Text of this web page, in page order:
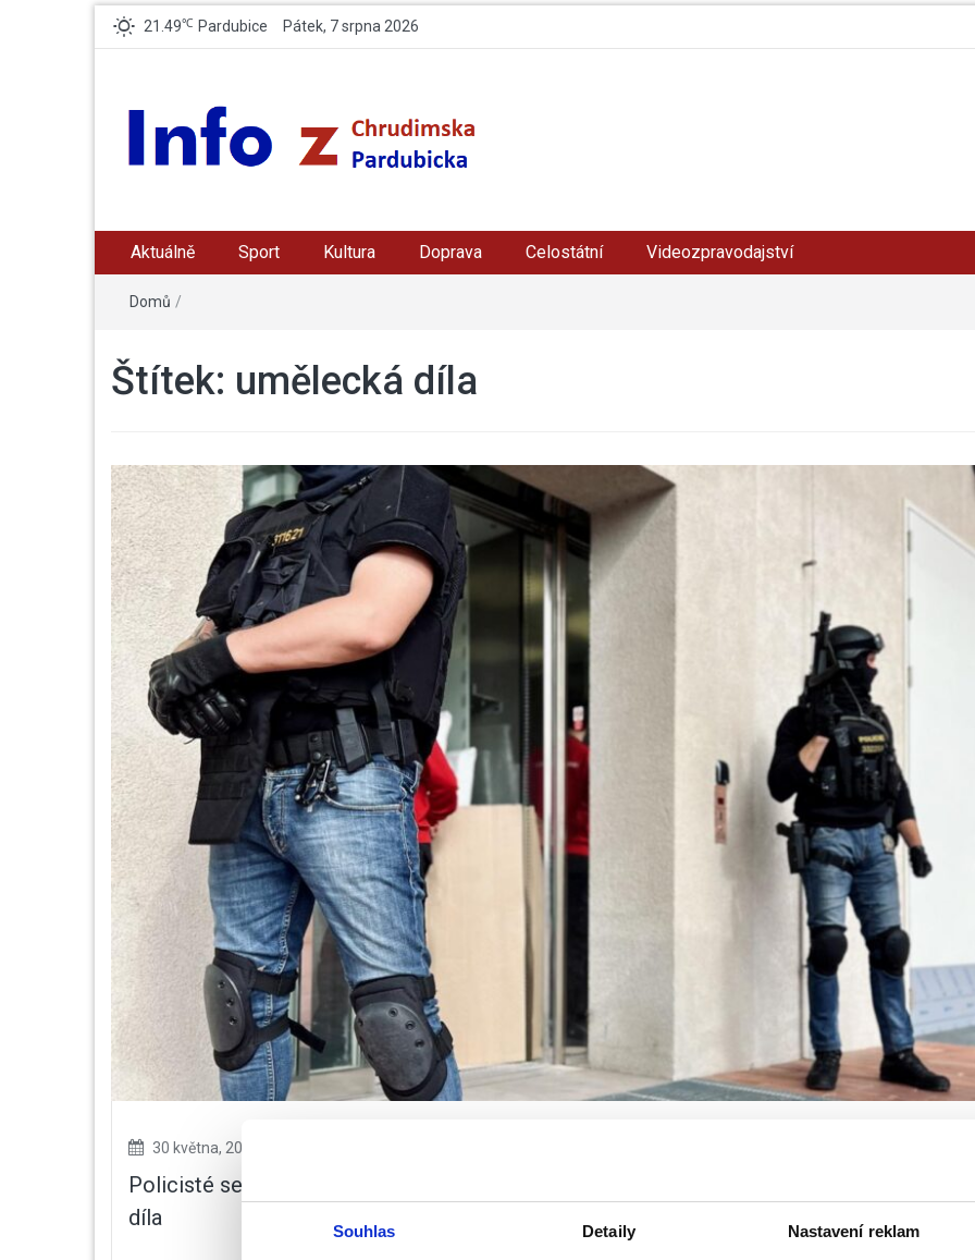
Souhlas Detaily Nastavení reklam
21.49℃ Pardubice Pátek, 7 srpna 2026
Pardubicka
Aktuálně Sport Kultura Doprava Celostátní Videozpravodajství
Domů /
Štítek: umělecká díla
30 května, 2024
Policisté se samopaly v centru Pardubic. Do Automatických mlýnů se převážela umělecká
díla